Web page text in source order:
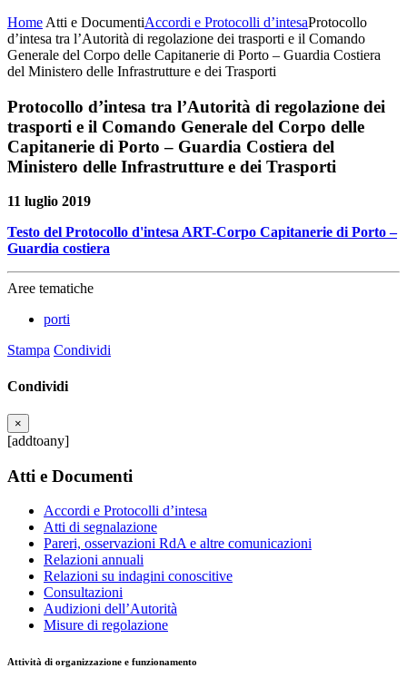
Home Atti e DocumentiAccordi e Protocolli d’intesaProtocollo
d’intesa tra l’Autorità di regolazione dei trasporti e il Comando
Generale del Corpo delle Capitanerie di Porto – Guardia Costiera
del Ministero delle Infrastrutture e dei Trasporti
Protocollo d’intesa tra l’Autorità di regolazione dei
trasporti e il Comando Generale del Corpo delle
Capitanerie di Porto – Guardia Costiera del
Ministero delle Infrastrutture e dei Trasporti
11 luglio 2019
Testo del Protocollo d'intesa ART-Corpo Capitanerie di Porto –
Guardia costiera
Aree tematiche
porti
Stampa Condividi
Condividi
×
[addtoany]
Atti e Documenti
Accordi e Protocolli d’intesa
Atti di segnalazione
Pareri, osservazioni RdA e altre comunicazioni
Relazioni annuali
Relazioni su indagini conoscitive
Consultazioni
Audizioni dell’Autorità
Misure di regolazione
Attività di organizzazione e funzionamento